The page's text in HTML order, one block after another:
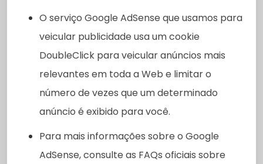
O serviço Google AdSense que usamos para
veicular publicidade usa um cookie
DoubleClick para veicular anúncios mais
relevantes em toda a Web e limitar o
número de vezes que um determinado
anúncio é exibido para você.
Para mais informações sobre o Google
AdSense, consulte as FAQs oficiais sobre